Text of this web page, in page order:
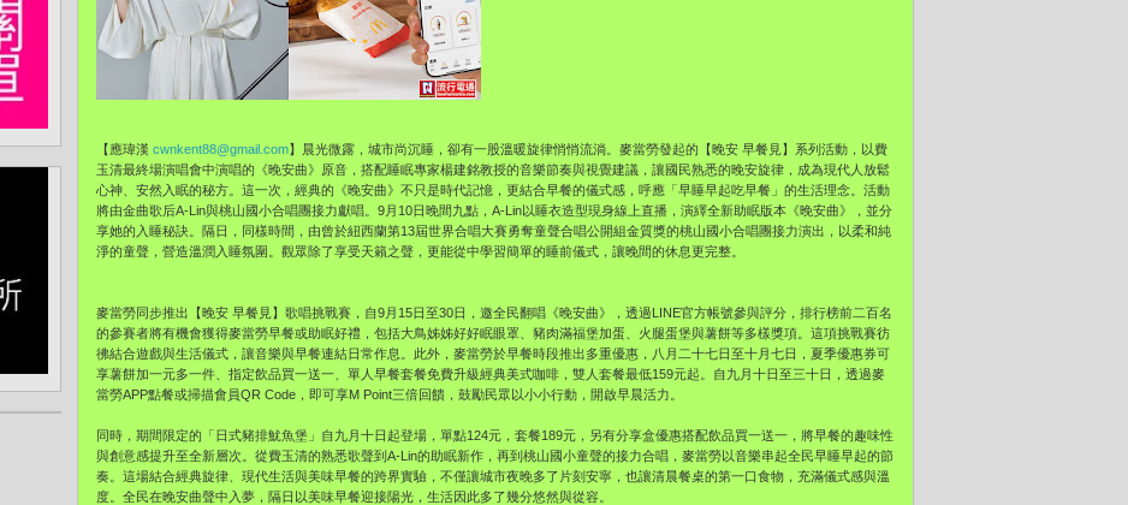
【應瑋漢 cwnkent88@gmail.com】晨光微露，城市尚沉睡，卻有一股溫暖旋律悄悄流淌。麥當勞發起的【晚安 早餐見】系列活動，以費
玉清最終場演唱會中演唱的《晚安曲》原音，搭配睡眠專家楊建銘教授的音樂節奏與視覺建議，讓國民熟悉的晚安旋律，成為現代人放鬆
心神、安然入眠的秘方。這一次，經典的《晚安曲》不只是時代記憶，更結合早餐的儀式感，呼應「早睡早起吃早餐」的生活理念。活動
將由金曲歌后A-Lin與桃山國小合唱團接力獻唱。9月10日晚間九點，A-Lin以睡衣造型現身線上直播，演繹全新助眠版本《晚安曲》，並分
享她的入睡秘訣。隔日，同樣時間，由曾於紐西蘭第13屆世界合唱大賽勇奪童聲合唱公開組金質獎的桃山國小合唱團接力演出，以柔和純
淨的童聲，營造溫潤入睡氛圍。觀眾除了享受天籟之聲，更能從中學習簡單的睡前儀式，讓晚間的休息更完整。
麥當勞同步推出【晚安 早餐見】歌唱挑戰賽，自9月15日至30日，邀全民翻唱《晚安曲》，透過LINE官方帳號參與評分，排行榜前二百名
的參賽者將有機會獲得麥當勞早餐或助眠好禮，包括大鳥姊姊好好眠眼罩、豬肉滿福堡加蛋、火腿蛋堡與薯餅等多樣獎項。這項挑戰賽彷
彿結合遊戲與生活儀式，讓音樂與早餐連結日常作息。此外，麥當勞於早餐時段推出多重優惠，八月二十七日至十月七日，夏季優惠券可
享薯餅加一元多一件、指定飲品買一送一、單人早餐套餐免費升級經典美式咖啡，雙人套餐最低159元起。自九月十日至三十日，透過麥
當勞APP點餐或掃描會員QR Code，即可享M Point三倍回饋，鼓勵民眾以小小行動，開啟早晨活力。
同時，期間限定的「日式豬排魷魚堡」自九月十日起登場，單點124元，套餐189元，另有分享盒優惠搭配飲品買一送一，將早餐的趣味性
與創意感提升至全新層次。從費玉清的熟悉歌聲到A-Lin的助眠新作，再到桃山國小童聲的接力合唱，麥當勞以音樂串起全民早睡早起的節
奏。這場結合經典旋律、現代生活與美味早餐的跨界實驗，不僅讓城市夜晚多了片刻安寧，也讓清晨餐桌的第一口食物，充滿儀式感與溫
度。全民在晚安曲聲中入夢，隔日以美味早餐迎接陽光，生活因此多了幾分悠然與從容。